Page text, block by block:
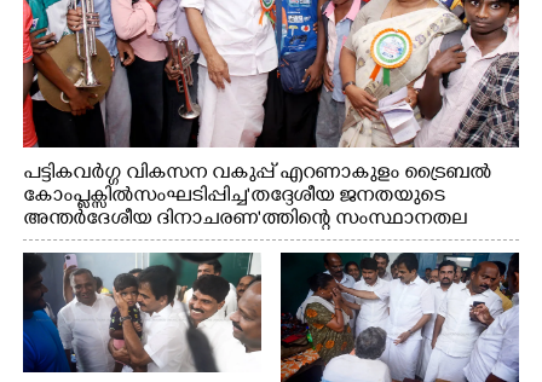
പട്ടികവർഗ്ഗ വികസന വകുപ്പ് എറണാകുളം ട്രൈബൽ
കോംപ്ലക്സിൽ സംഘടിപ്പിച്ച "തദ്ദേശീയ ജനതയുടെ
അന്തർദേശീയ ദിനാചരണ"ത്തിന്റെ സംസ്ഥാനതല
ഉദ്ഘാടനത്തിന് ശേഷം മുഖ്യമന്ത്രി വി.ഡി.
സതീശൻ കുട്ടികളോടൊപ്പം ഫോട്ടോയ്ക്ക് പോസ് ചെയ്യുന്നു.
മന്ത്രി കെ.എ. തുളസി സമീപം